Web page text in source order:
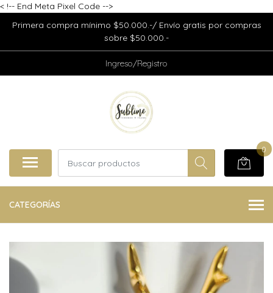
< !-- End Meta Pixel Code -->
Primera compra mínimo $50.000.-/ Envío gratis por compras
sobre $50.000.-
Ingreso/Registro
0
CATEGORÍAS